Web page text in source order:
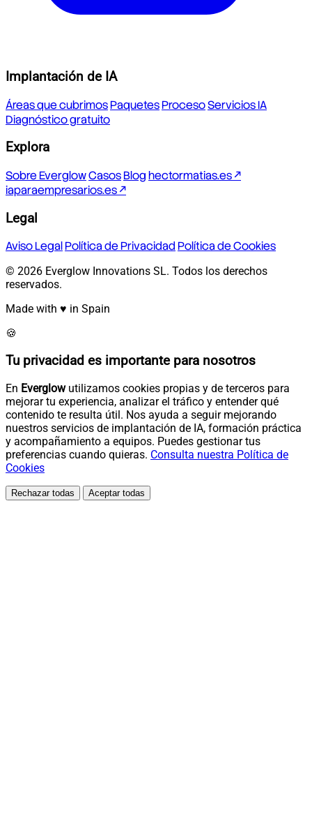
Implantación de IA
Áreas que cubrimosPaquetesProcesoServicios IA
Diagnóstico gratuito
Explora
Sobre EverglowCasosBloghectormatias.es ↗
iaparaempresarios.es ↗
Legal
Aviso LegalPolítica de PrivacidadPolítica de Cookies
© 2026 Everglow Innovations SL. Todos los derechos
reservados.
Made with ♥ in Spain
🍪
Tu privacidad es importante para nosotros
En Everglowutilizamos cookies propias y de terceros para
mejorar tu experiencia, analizar el tráfico y entender qué
contenido te resulta útil. Nos ayuda a seguir mejorando
nuestros servicios de implantación de IA, formación práctica
y acompañamiento a equipos. Puedes gestionar tus
preferencias cuando quieras. Consulta nuestra Política de
Cookies
Rechazar todas Aceptar todas